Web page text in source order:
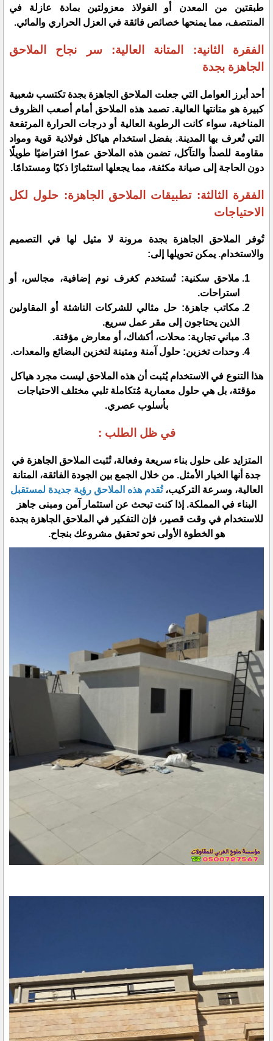
طبقتين من المعدن أو الفولاذ معزولتين بمادة عازلة في
المنتصف، مما يمنحها خصائص فائقة في العزل الحراري والمائي.
​الفقرة الثانية: المتانة العالية: سر نجاح الملاحق
الجاهزة بجدة
​أحد أبرز العوامل التي جعلت الملاحق الجاهزة بجدة تكتسب شعبية
كبيرة هو متانتها العالية. تصمد هذه الملاحق أمام أصعب الظروف
المناخية، سواء كانت الرطوبة العالية أو درجات الحرارة المرتفعة
التي تُعرف بها المدينة. بفضل استخدام هياكل فولاذية قوية ومواد
مقاومة للصدأ والتآكل، تضمن هذه الملاحق عمرًا افتراضيًا طويلًا
دون الحاجة إلى صيانة مكثفة، مما يجعلها استثمارًا ذكيًا ومستدامًا.
الفقرة الثالثة: تطبيقات الملاحق الجاهزة: حلول لكل
الاحتياجات
​تُوفر الملاحق الجاهزة بجدة مرونة لا مثيل لها في التصميم
والاستخدام. يمكن تحويلها إلى:
​ملاحق سكنية: تُستخدم كغرف نوم إضافية، مجالس، أو
استراحات.
​مكاتب جاهزة: حل مثالي للشركات الناشئة أو المقاولين
الذين يحتاجون إلى مقر عمل سريع.
​مباني تجارية: محلات، أكشاك، أو معارض مؤقتة.
​وحدات تخزين: حلول آمنة ومتينة لتخزين البضائع والمعدات.
​هذا التنوع في الاستخدام يُثبت أن هذه الملاحق ليست مجرد هياكل
مؤقتة، بل هي حلول معمارية مُتكاملة تلبي مختلف الاحتياجات
بأسلوب عصري.
في ظل الطلب :
المتزايد على حلول بناء سريعة وفعالة، تُثبت الملاحق الجاهزة في
جدة أنها الخيار الأمثل. من خلال الجمع بين الجودة الفائقة، المتانة
العالية، وسرعة التركيب،تُقدم هذه الملاحق رؤية جديدة لمستقبل
البناء في المملكة. إذا كنت تبحث عن استثمار آمن ومبنى جاهز
للاستخدام في وقت قصير، فإن التفكير في الملاحق الجاهزة بجدة
هو الخطوة الأولى نحو تحقيق مشروعك بنجاح.